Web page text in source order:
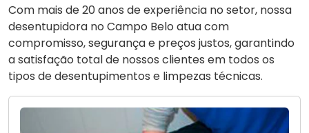
Com mais de 20 anos de experiência no setor, nossa
desentupidora no Campo Belo atua com
compromisso, segurança e preços justos, garantindo
a satisfação total de nossos clientes em todos os
tipos de desentupimentos e limpezas técnicas.